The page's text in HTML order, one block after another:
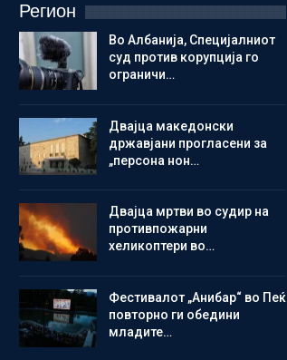
Регион
Во Албанија, Специјалниот
суд против корупција го
ограничи…
Двајца македонски
државјани прогласени за
„персона нон…
Двајца мртви во судир на
противпожарни
хеликоптери во…
Фестивалот „Анибар“ во Пеќ
повторно ги обедини
младите…